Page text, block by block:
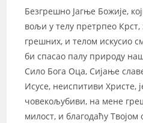
Безгрешно Јагње Божије,
вољи у телу претрпео
грешних, и телом искусио
би спасао палу природу
Сило Бога Оца, Сијање
Исусе, неиспитиви Христе,
човекољубиви, на мене
милост, и благодаћу Твојом